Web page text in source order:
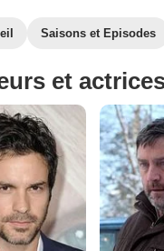
Saisons et Episodes
et